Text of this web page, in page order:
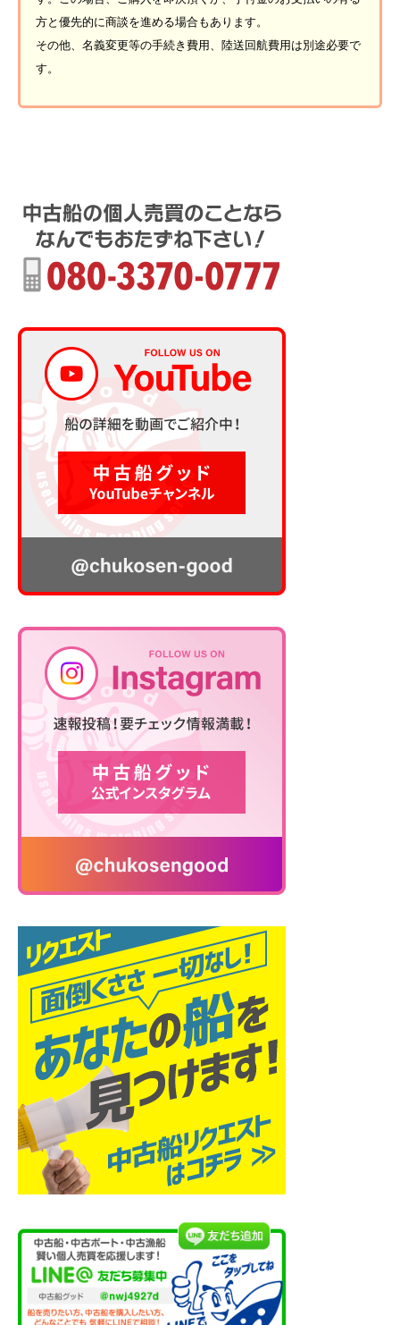
方と優先的に商談を進める場合もあります。
その他、名義変更等の手続き費用、陸送回航費用は別途必要で
す。